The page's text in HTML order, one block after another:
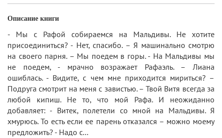
Описание книги
- Мы с Рафой собираемся на Мальдивы. Не хотите
присоединиться? - Нет, спасибо. – Я машинально смотрю
на своего парня. – Мы поедем в горы. - На Мальдивы мы
не поедем, - мрачно возражает Рафаэль. – Лиана
ошиблась. - Видите, с чем мне приходится мириться? –
Подруга смотрит на меня с завистью. – Твой Витя всегда за
любой кипиш. Не то, что мой Рафа. И неожиданно
добавляет: - Витек, полетели со мной на Мальдивы. Я
хмурюсь. То есть если ее парень отказался – можно моему
предложить? - Надо с...